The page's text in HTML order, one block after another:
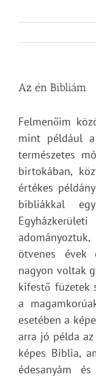
Az én Bibliám
Felmenőim
mint például
természetes
birtokában,
értékes
bibliákkal
ötvenes évek
nagyon voltak
kifestő füzetek
a
esetében a
arra jó példa
képes Biblia,
édesanyám